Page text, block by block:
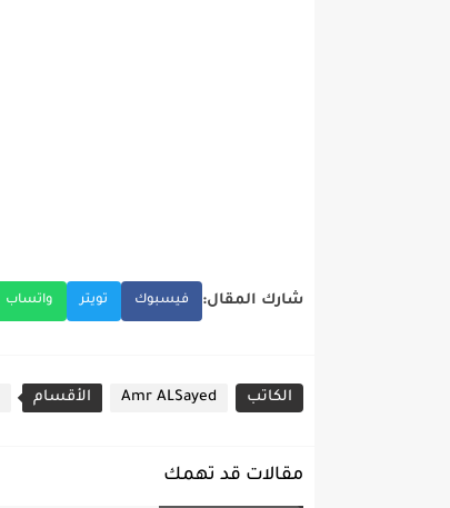
شارك المقال: فيسبوك تويتر واتساب
الكاتب Amr ALSayed الأقسام
مقالات قد تهمك